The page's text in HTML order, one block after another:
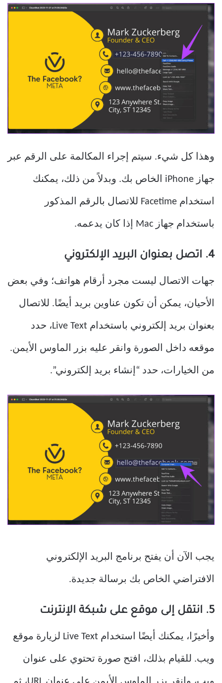
وهذا كل شيء. سيتم إجراء المكالمة على الرقم عبر
جهاز iPhone الخاص بك. وبدلاً من ذلك، يمكنك
استخدام Facetime للاتصال بالرقم المذكور
باستخدام جهاز Mac إذا كان يدعمه.
4. اتصل بعنوان البريد الإلكتروني
جهات الاتصال ليست مجرد أرقام هواتف؛ وفي بعض
الأحيان، يمكن أن تكون عناوين بريد أيضًا. للاتصال
بعنوان بريد إلكتروني باستخدام Live Text، حدد
موقعه داخل الصورة وانقر عليه بزر الماوس الأيمن.
من الخيارات، حدد “إنشاء بريد إلكتروني”.
يجب الآن أن يفتح برنامج البريد الإلكتروني
الافتراضي الخاص بك برسالة جديدة.
5. انتقل إلى موقع على شبكة الإنترنت
وأخيرًا، يمكنك أيضًا استخدام Live Text لزيارة موقع
ويب. للقيام بذلك، افتح صورة تحتوي على عنوان